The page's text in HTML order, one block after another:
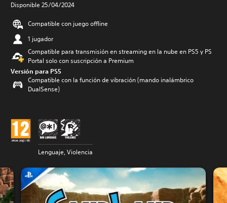
Disponible 25/04/2024
Compatible con juego offline
1 jugador
Compatible para transmisión en streaming en la nube en PS5 y PS
Portal solo con suscripción a Premium
Versión para PS5
Compatible con la función de vibración (mando inalámbrico
DualSense)
Lenguaje, Violencia